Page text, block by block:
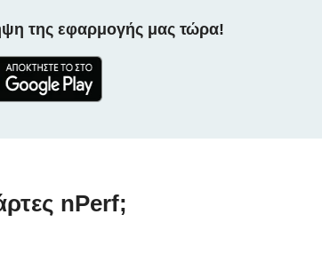
της εφαρμογής μας τώρα!
nPerf;